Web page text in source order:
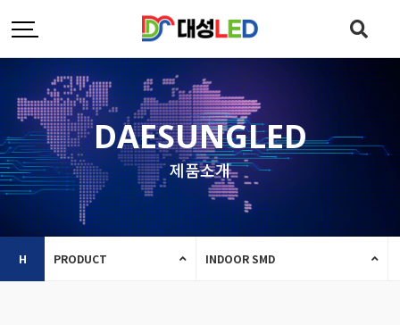
DAESUNGLED
제품소개
H PRODUCT INDOOR SMD